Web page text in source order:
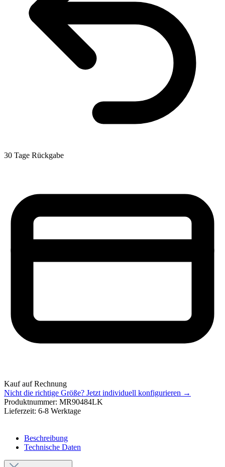
30 Tage Rückgabe
Kauf auf Rechnung
Nicht die richtige Größe? Jetzt individuell konfigurieren →
Produktnummer: MR90484LK
Lieferzeit: 6-8 Werktage
Beschreibung
Technische Daten